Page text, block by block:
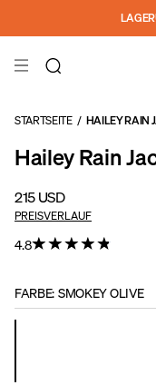
STARTSEITE / HAILEY RAIN
Hailey Rain
215 USD
PREISVERLAUF
4.8
FARBE: SMOKEY OLIVE